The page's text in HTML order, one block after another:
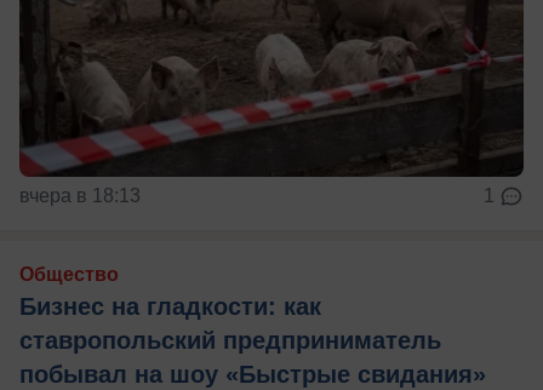
вчера в 18:13 1
Общество
Бизнес на гладкости: как
ставропольский предприниматель
побывал на шоу «Быстрые свидания»